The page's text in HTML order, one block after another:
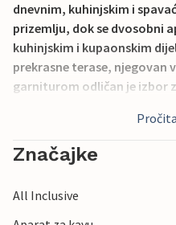
dnevnim, kuhinjskim i
prizemlju, dok se dvosobni
kuhinjskim i kupaonskim
prekrasne terase, njegovan
garniturom odličan je izbor
stiže za pola sata vožnje
Značajke
All Inclusive